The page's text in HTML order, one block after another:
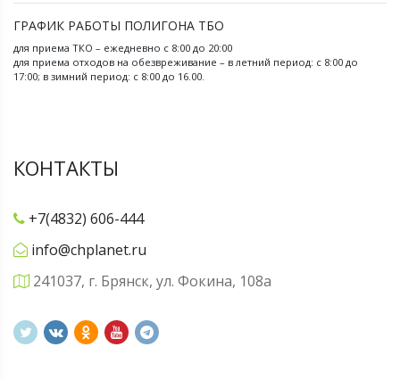
ГРАФИК РАБОТЫ ПОЛИГОНА ТБО
для приема ТКО – ежедневно с 8:00 до 20:00
для приема отходов на обезвреживание – в летний период: с 8:00 до
17:00; в зимний период: с 8:00 до 16.00.
КОНТАКТЫ
+7(4832) 606-444
info@chplanet.ru
241037, г. Брянск, ул. Фокина, 108а